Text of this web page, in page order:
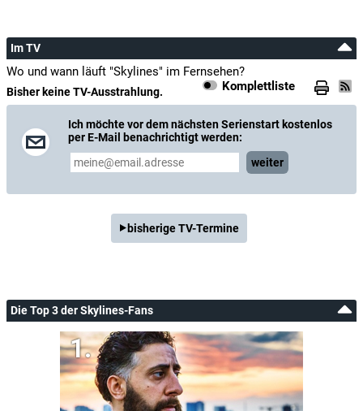
Im TV
Wo und wann läuft "Skylines" im Fernsehen?
Komplettliste
Bisher keine TV-Ausstrahlung.
Ich möchte vor dem nächsten Serienstart kostenlos
per E-Mail benachrichtigt werden:
weiter
bisherige TV-Termine
Die Top 3 der Skylines-Fans